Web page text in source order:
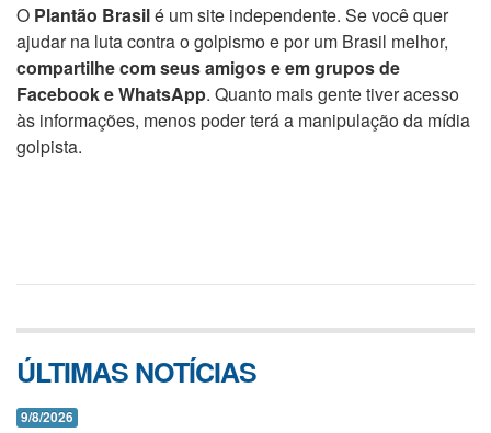
O Plantão Brasilé um site independente. Se você quer
ajudar na luta contra o golpismo e por um Brasil melhor,
compartilhe com seus amigos e em grupos de
Facebook e WhatsApp. Quanto mais gente tiver acesso
às informações, menos poder terá a manipulação da mídia
golpista.
ÚLTIMAS NOTÍCIAS
9/8/2026